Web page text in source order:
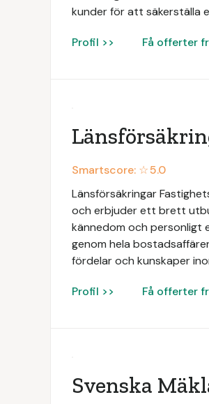
kunder för att säkerställa
Profil >> Få offerter
Smartscore: ☆5.0
Länsförsäkringar
och erbjuder ett brett
kännedom och personligt
genom hela
fördelar och kunskaper
Profil >> Få offerter
Svenska